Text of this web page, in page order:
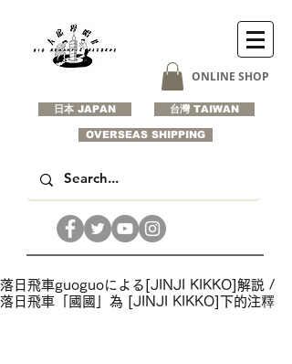
日本 JAPAN
ONLINE SHOP
台灣 TAIWAN
OVERSEAS SHIPPING
落日飛車guoguoによる[JINJI KIKKO]解説 /
落日飛車「國國」為 [JINJI KIKKO]下的注釋